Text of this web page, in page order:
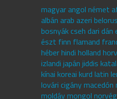
magyar angol német
albán arab azeri
bosnyák cseh dari dán
észt finn flamand
héber hindi holland
izlandi japán jiddis
kínai koreai kurd latin
lovári cigány macedón
moldáv mongol